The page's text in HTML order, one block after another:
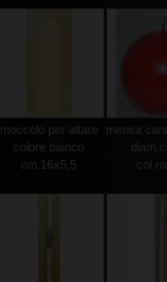
moccolo per altare
colore bianco
cm.16x5,5
mensa